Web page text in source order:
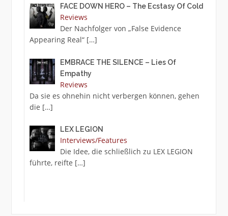
FACE DOWN HERO – The Ecstasy Of Cold
Reviews
Der Nachfolger von „False Evidence
Appearing Real“ […]
EMBRACE THE SILENCE – Lies Of
Empathy
Reviews
Da sie es ohnehin nicht verbergen können, gehen
die […]
LEX LEGION
Interviews/Features
Die Idee, die schließlich zu LEX LEGION
führte, reifte […]